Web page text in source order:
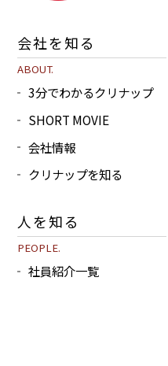
会社を知る
ABOUT.
3分でわかるクリナップ
SHORT MOVIE
会社情報
クリナップを知る
人を知る
PEOPLE.
社員紹介一覧